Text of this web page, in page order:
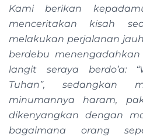
Kami berikan
menceritakan kisah
melakukan perjalanan
berdebu
langit seraya berdo’a:
Tuhan”, sedangkan
minumannya haram,
dikenyangkan dengan
bagaimana orang